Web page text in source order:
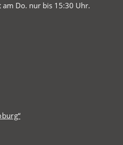
am Do. nur bis 15:30 Uhr.